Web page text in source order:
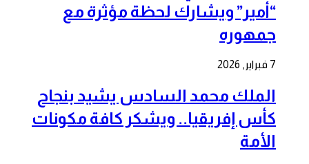
“أمير” ويشارك لحظة مؤثرة مع
جمهوره
7 فبراير, 2026
الملك محمد السادس يشيد بنجاح
كأس إفريقيا.. ويشكر كافة مكونات
الأمة